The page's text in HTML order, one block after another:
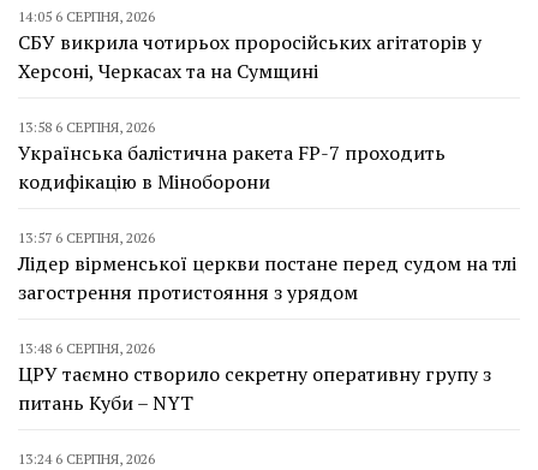
14:05 6 СЕРПНЯ, 2026
СБУ викрила чотирьох проросійських агітаторів у
Херсоні, Черкасах та на Сумщині
13:58 6 СЕРПНЯ, 2026
Українська балістична ракета FP-7 проходить
кодифікацію в Міноборони
13:57 6 СЕРПНЯ, 2026
Лідер вірменської церкви постане перед судом на тлі
загострення протистояння з урядом
13:48 6 СЕРПНЯ, 2026
ЦРУ таємно створило секретну оперативну групу з
питань Куби – NYT
13:24 6 СЕРПНЯ, 2026